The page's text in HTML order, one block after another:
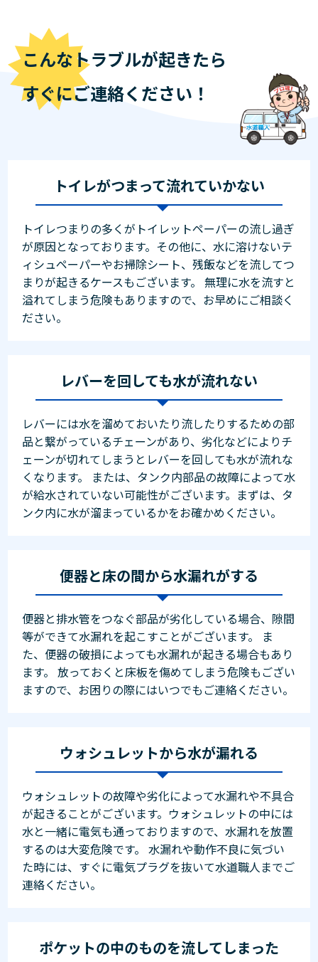
こんなトラブルが起きたら
すぐにご連絡ください！
トイレがつまって流れていかない
トイレつまりの多くがトイレットペーパーの流し過ぎ
が原因となっております。その他に、水に溶けないテ
ィシュペーパーやお掃除シート、残飯などを流してつ
まりが起きるケースもございます。 無理に水を流すと
溢れてしまう危険もありますので、お早めにご相談く
ださい。
レバーを回しても水が流れない
レバーには水を溜めておいたり流したりするための部
品と繋がっているチェーンがあり、劣化などによりチ
ェーンが切れてしまうとレバーを回しても水が流れな
くなります。 または、タンク内部品の故障によって水
が給水されていない可能性がございます。まずは、タ
ンク内に水が溜まっているかをお確かめください。
便器と床の間から水漏れがする
便器と排水管をつなぐ部品が劣化している場合、隙間
等ができて水漏れを起こすことがございます。 ま
た、便器の破損によっても水漏れが起きる場合もあり
ます。 放っておくと床板を傷めてしまう危険もござい
ますので、お困りの際にはいつでもご連絡ください。
ウォシュレットから水が漏れる
ウォシュレットの故障や劣化によって水漏れや不具合
が起きることがございます。ウォシュレットの中には
水と一緒に電気も通っておりますので、水漏れを放置
するのは大変危険です。 水漏れや動作不良に気づい
た時には、すぐに電気プラグを抜いて水道職人までご
連絡ください。
ポケットの中のものを流してしまった